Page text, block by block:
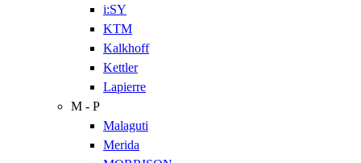
i:SY
KTM
Kalkhoff
Kettler
Lapierre
M - P
Malaguti
Merida